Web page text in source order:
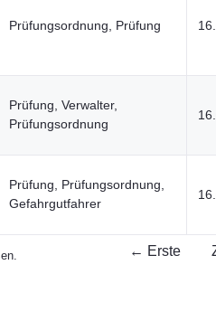
Prüfungsordnung, Prüfung
Prüfung, Verwalter,
Prüfungsordnung
Prüfung, Prüfungsordnung,
Gefahrgutfahrer
← Erste